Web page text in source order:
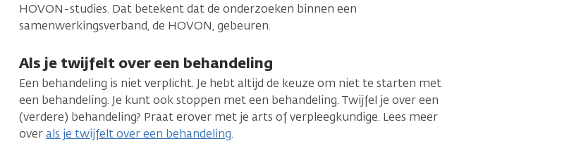
HOVON-studies. Dat betekent dat de onderzoeken binnen een
samenwerkingsverband, de HOVON, gebeuren.
Als je twijfelt over een behandeling
Een behandeling is niet verplicht. Je hebt altijd de keuze om niet te starten met
een behandeling. Je kunt ook stoppen met een behandeling. Twijfel je over een
(verdere) behandeling? Praat erover met je arts of verpleegkundige. Lees meer
overals je twijfelt over een behandeling.